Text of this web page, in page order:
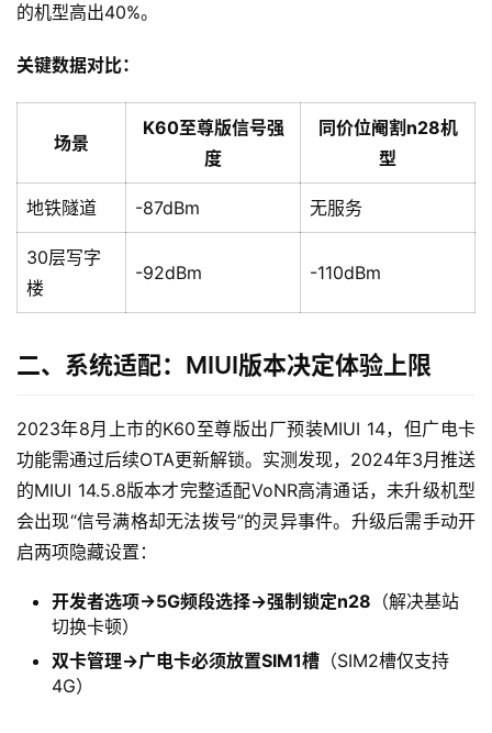
的机型高出40%。
关键数据对比：
场景
K60至尊版信号强
度
同价位阉割n28机
型
地铁隧道 -87dBm 无服务
30层写字
楼
-92dBm -110dBm
二、系统适配：MIUI版本决定体验上限
2023年8月上市的K60至尊版出厂预装MIUI 14，但广电卡
功能需通过后续OTA更新解锁。实测发现，2024年3月推送
的MIUI 14.5.8版本才完整适配VoNR高清通话，未升级机型
会出现“信号满格却无法拨号”的灵异事件。升级后需手动开
启两项隐藏设置：
开发者选项→5G频段选择→强制锁定n28 （解决基站
切换卡顿）
双卡管理→广电卡必须放置SIM1槽 （SIM2槽仅支持
4G）